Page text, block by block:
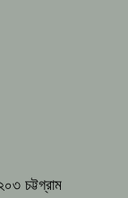
চট্টগ্রাম